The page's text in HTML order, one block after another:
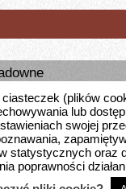
(plików
lub
swojej
statystycznych oraz
poprawności